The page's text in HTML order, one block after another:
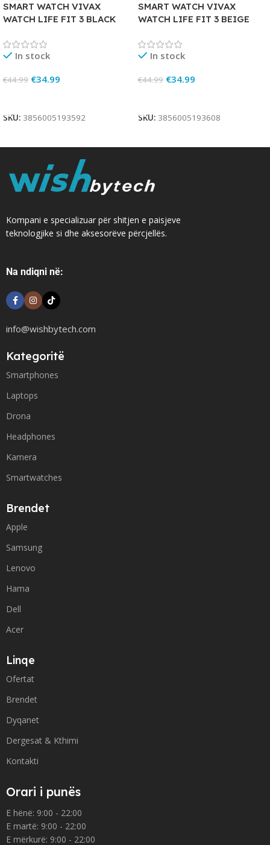
SMART WATCH VIVAX
WATCH LIFE FIT 3 BLACK
In stock
€44.99 €34.99
SKU: 3856005193592
SMART WATCH VIVAX
WATCH LIFE FIT 3 BEIGE
In stock
€44.99 €34.99
SKU: 3856005193608
Kompani e specializuar për shitjen e paisjeve
teknologjike si dhe aksesorëve përcjellës.
Na ndiqni në:
info@wishbytech.com
Kategoritë
Smartphones
Laptops
Drona
Headphones
Kamera
Smartwatches
Brendet
Apple
Samsung
Lenovo
Hama
Dell
Acer
Linqe
Ofertat
Brendet
Dyqanet
Dergesat & Kthimi
Kontakti
Orari i punës
E hënë: 9:00 - 22:00
E martë: 9:00 - 22:00
E mërkurë: 9:00 - 22:00